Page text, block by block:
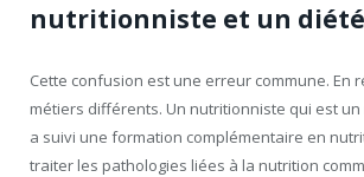
nutritionniste et un
Cette confusion est une erreur commune. En
métiers différents. Un nutritionniste qui est
a suivi une formation complémentaire en
traiter les pathologies liées à la nutrition